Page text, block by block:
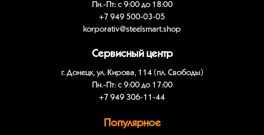
Пн.-Пт: с 9:00 до 18:00
+7 949 500-03-05
korporativ@steelsmart.shop
Сервисный центр
г. Донецк, ул. Кирова, 114 (пл. Свободы)
Пн.-Пт: с 9:00 до 17:00
+7 949 306-11-44
Популярное